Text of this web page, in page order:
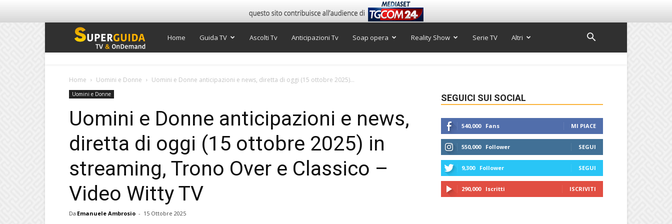
Super
Home Guida TV Ascolti Tv Anticipazioni Tv Soap opera Reality Show Serie TV Altri
Home Uomini e Donne Uomini e Donne anticipazioni e news, diretta di oggi (15 ottobre 2025)...
Uomini e Donne
Uomini e Donne anticipazioni e news,
diretta di oggi (15 ottobre 2025) in
streaming, Trono Over e Classico –
Video Witty TV
Da Emanuele Ambrosio - 15 Ottobre 2025
SEGUICI SUI SOCIAL
540,000 Fans MI PIACE
550,000 Follower SEGUI
9,300 Follower SEGUI
290,000 Iscritti ISCRIVITI